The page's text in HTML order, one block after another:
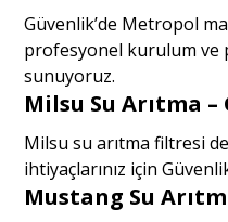
Güvenlik’de Metropol
profesyonel kurulum ve
sunuyoruz.
Milsu Su Arıtma
Milsu su arıtma filtresi
ihtiyaçlarınız için
Mustang Su